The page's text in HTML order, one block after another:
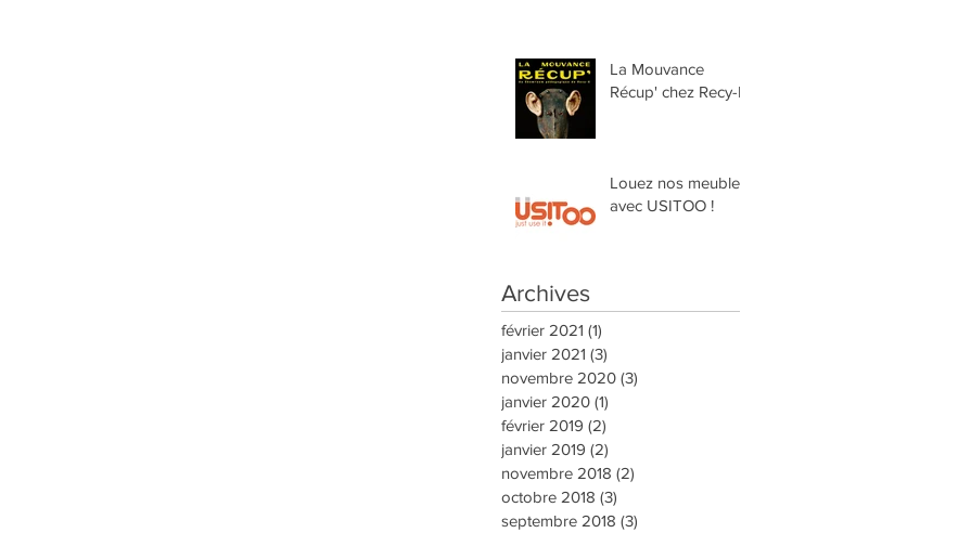
La Mouvance
Récup' chez Recy-K
Louez nos meubles
avec USITOO !
Archives
février 2021 (1)
janvier 2021 (3)
novembre 2020 (3)
janvier 2020 (1)
février 2019 (2)
janvier 2019 (2)
novembre 2018 (2)
octobre 2018 (3)
septembre 2018 (3)